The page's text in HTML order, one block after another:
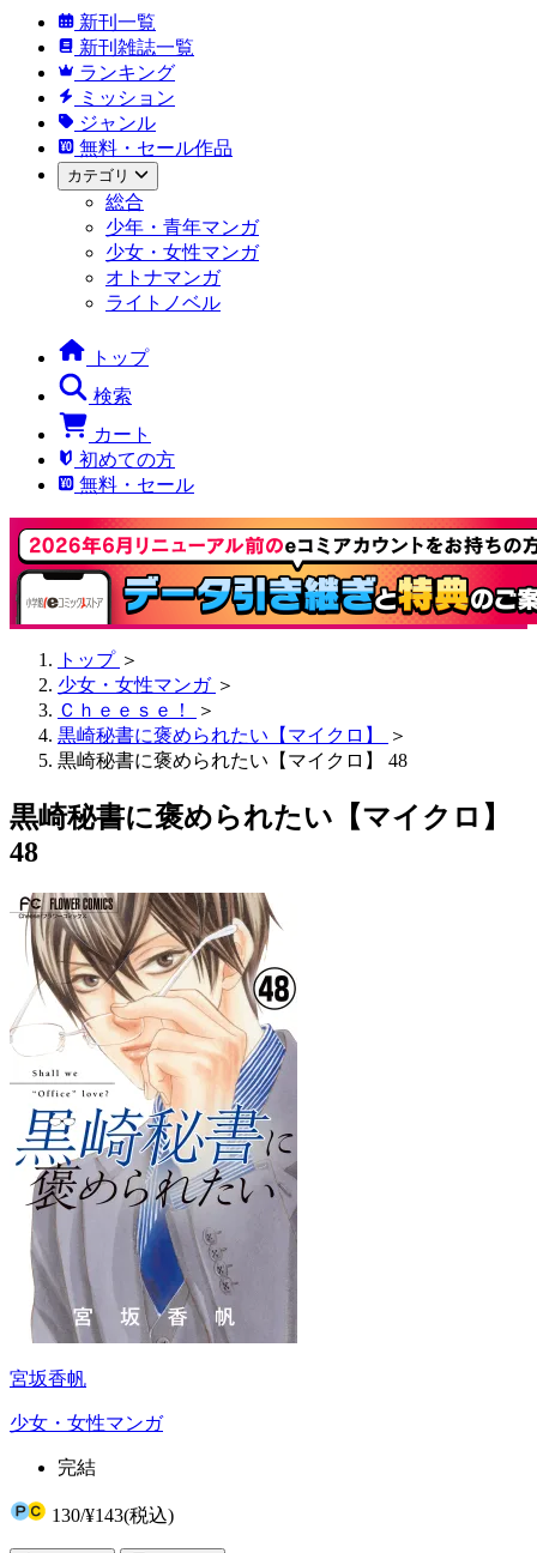
新刊一覧
新刊雑誌一覧
ランキング
ミッション
ジャンル
無料・セール作品
カテゴリ
総合
少年・青年マンガ
少女・女性マンガ
オトナマンガ
ライトノベル
トップ
検索
カート
初めての方
無料・セール
トップ ＞
少女・女性マンガ ＞
Ｃｈｅｅｓｅ！
＞
黒崎秘書に褒められたい【マイクロ】
＞
黒崎秘書に褒められたい【マイクロ】 48
黒崎秘書に褒められたい【マイクロ】
48
宮坂香帆
少女・女性マンガ
完結
130/¥143(税込)